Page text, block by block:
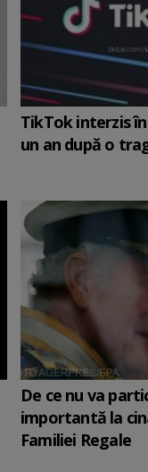
TikTok interzis
un an după o
De ce nu va
importantă la
Familiei Regale